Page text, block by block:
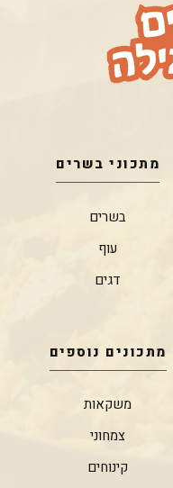
מתכוני בשרים
בשרים
עוף
דגים
מתכונים נוספים
משקאות
צמחוני
קינוחים